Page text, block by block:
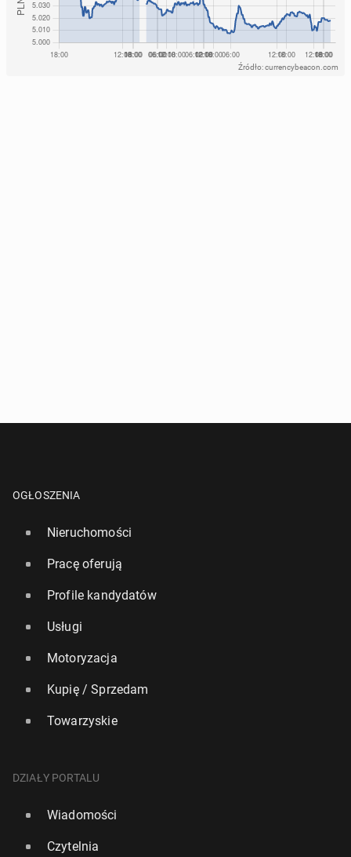
Źródło: currencybeacon.com
OGŁOSZENIA
Nieruchomości
Pracę oferują
Profile kandydatów
Usługi
Motoryzacja
Kupię / Sprzedam
Towarzyskie
DZIAŁY PORTALU
Wiadomości
Czytelnia